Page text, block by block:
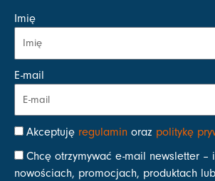
Imię
E-mail
Akceptuję regulamin oraz politykę
Chcę otrzymywać e-mail newsletter –
nowościach, promocjach, produktach